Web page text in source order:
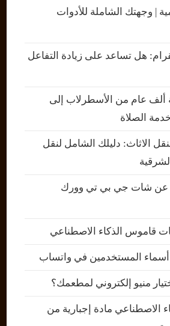
| وجهتك الشاملة للأدوات
هل تساعد على زيادة التفاعل
ألف عام من الأسطرلاب إلى
الصلاة
الاثاث: دليلك الشامل لنقل
عن شات جي بي تي وورك
قاموس الذكاء الاصطناعي
أسماء المستخدمين في واتساب
منيو إلكتروني لمطعمك؟
الاصطناعي مادة إجبارية من